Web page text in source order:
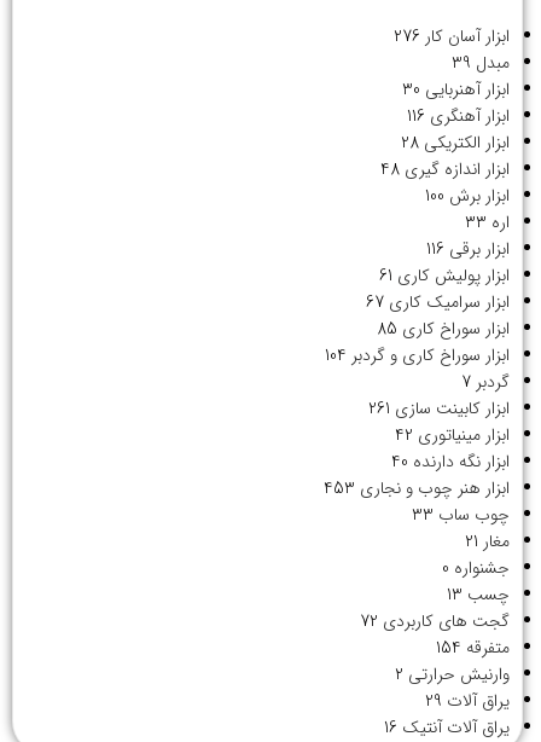
ابزار آسان کار 276
مبدل 39
ابزار آهنربایی 30
ابزار آهنگری 116
ابزار الکتریکی 28
ابزار اندازه گیری 48
ابزار برش 100
اره 33
ابزار برقی 116
ابزار پولیش کاری 61
ابزار سرامیک کاری 67
ابزار سوراخ کاری 85
ابزار سوراخ کاری و گردبر 104
گردبر 7
ابزار کابینت سازی 261
ابزار مینیاتوری 42
ابزار نگه دارنده 40
ابزار هنر چوب و نجاری 453
چوب ساب 33
مغار 21
جشنواره 0
چسب 13
گجت های کاربردی 72
متفرقه 154
وارنیش حرارتی 2
یراق آلات 29
یراق آلات آنتیک 16